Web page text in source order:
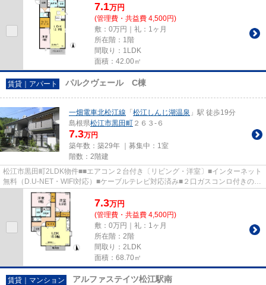
7.1万円
(管理費・共益費 4,500円)
敷：0万円｜礼：1ヶ月
所在階：1階
間取り：1LDK
面積：42.00㎡
賃貸｜アパート パルクヴェール C棟
一畑電車北松江線 「 松江しんじ湖温泉 」駅 徒歩19分
島根県松江市黒田町 ２６３-６
7.3万円
築年数：築29年 ｜募集中： 1室
階数：2階建
松江市黒田町2LDK物件■■エアコン２台付き〔リビング・洋室〕■インターネット
無料（D.U-NET・WIFI対応）■ケーブルテレビ対応済み■２口ガスコンロ付きのキ
ッチン■共用部に宅配ボックス・...
7.3万円
(管理費・共益費 4,500円)
敷：0万円｜礼：1ヶ月
所在階：2階
間取り：2LDK
面積：68.70㎡
賃貸｜マンション アルファステイツ松江駅南